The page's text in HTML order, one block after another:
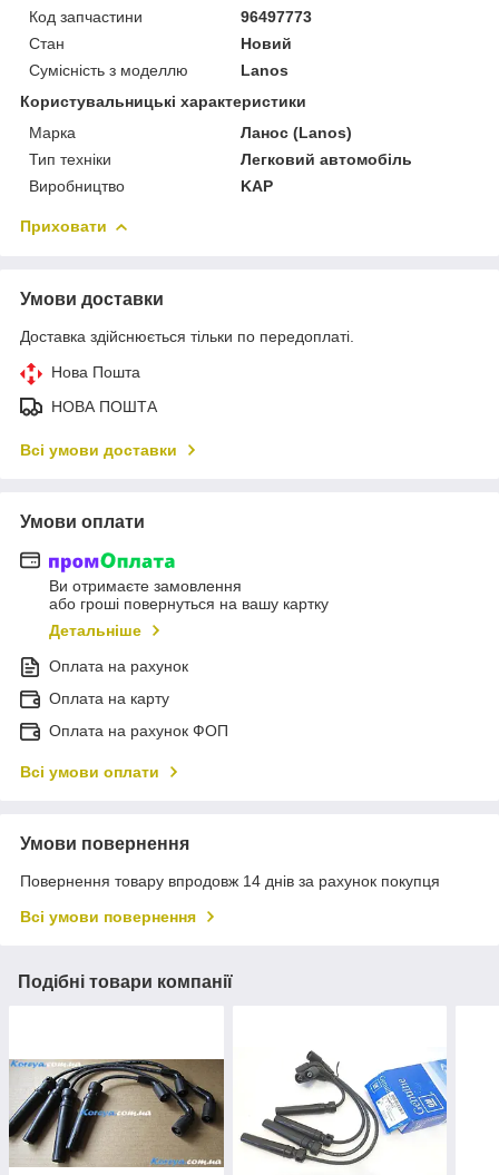
Код запчастини
96497773
Стан
Новий
Сумісність з моделлю
Lanos
Користувальницькі характеристики
Марка
Ланос (Lanos)
Тип техніки
Легковий автомобіль
Виробництво
KAP
Приховати
Умови доставки
Доставка здійснюється тільки по передоплаті.
Нова Пошта
НОВА ПОШТА
Всі умови доставки
Умови оплати
Ви отримаєте замовлення
або гроші повернуться на вашу картку
Детальніше
Оплата на рахунок
Оплата на карту
Оплата на рахунок ФОП
Всі умови оплати
Умови повернення
Повернення товару впродовж 14 днів за рахунок покупця
Всі умови повернення
Подібні товари компанії